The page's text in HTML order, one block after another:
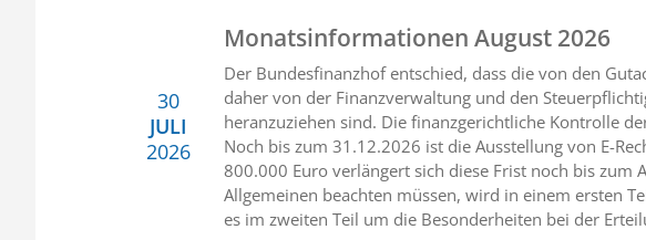
30
JULI
2026
Monatsinformationen August 2026
Der Bundesfinanzhof entschied, dass die von den
daher von der Finanzverwaltung und den
heranzuziehen sind. Die finanzgerichtliche Kontrolle
Noch bis zum 31.12.2026 ist die Ausstellung von E-
800.000 Euro verlängert sich diese Frist noch bis zum
Allgemeinen beachten müssen, wird in einem ersten
es im zweiten Teil um die Besonderheiten bei der